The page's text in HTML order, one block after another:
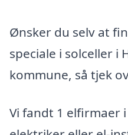
Ønsker du selv at
speciale i solceller i
kommune, så tjek
Vi fandt 1 elfirmaer